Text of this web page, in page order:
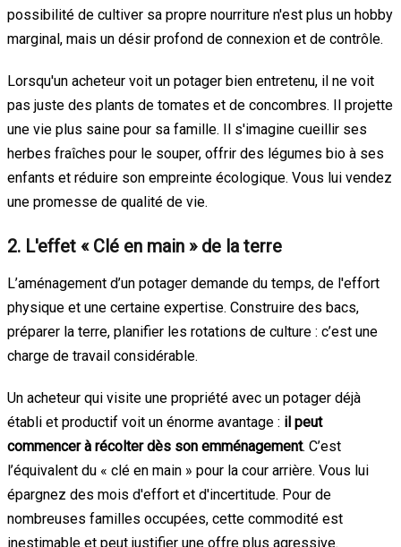
possibilité de cultiver sa propre nourriture n'est plus un hobby
marginal, mais un désir profond de connexion et de contrôle.
Lorsqu'un acheteur voit un potager bien entretenu, il ne voit
pas juste des plants de tomates et de concombres. Il projette
une vie plus saine pour sa famille. Il s'imagine cueillir ses
herbes fraîches pour le souper, offrir des légumes bio à ses
enfants et réduire son empreinte écologique. Vous lui vendez
une promesse de qualité de vie.
2. L'effet « Clé en main » de la terre
L’aménagement d’un potager demande du temps, de l'effort
physique et une certaine expertise. Construire des bacs,
préparer la terre, planifier les rotations de culture : c’est une
charge de travail considérable.
Un acheteur qui visite une propriété avec un potager déjà
établi et productif voit un énorme avantage : il peut
commencer à récolter dès son emménagement. C’est
l’équivalent du « clé en main » pour la cour arrière. Vous lui
épargnez des mois d'effort et d'incertitude. Pour de
nombreuses familles occupées, cette commodité est
inestimable et peut justifier une offre plus agressive.